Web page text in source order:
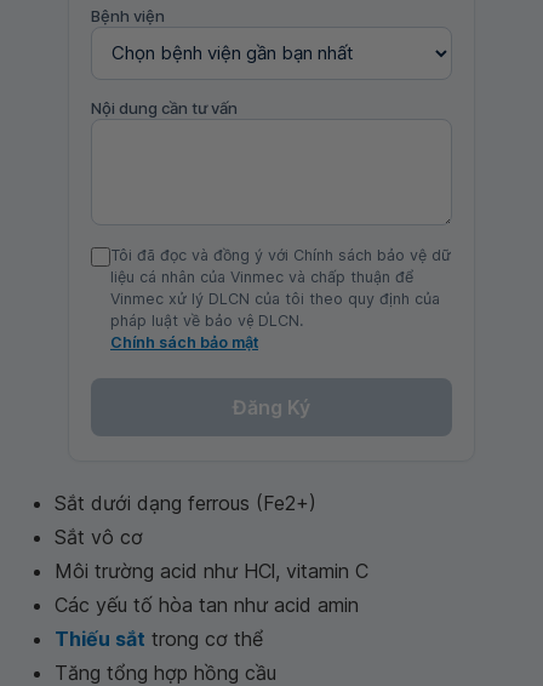
Bệnh viện
Nội dung cần tư vấn
Tôi đã đọc và đồng ý với Chính sách bảo vệ dữ
liệu cá nhân của Vinmec và chấp thuận để
Vinmec xử lý DLCN của tôi theo quy định của
pháp luật về bảo vệ DLCN.
Chính sách bảo mật
Đăng Ký
Sắt dưới dạng ferrous (Fe2+)
Sắt vô cơ
Môi trường acid như HCl, vitamin C
Các yếu tố hòa tan như acid amin
Thiếu sắt trong cơ thể
Tăng tổng hợp hồng cầu